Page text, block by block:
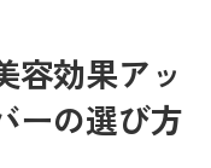
容効果アッ
ーの選び方